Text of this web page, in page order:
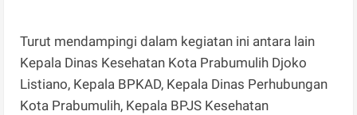
Turut mendampingi dalam kegiatan ini antara lain
Kepala Dinas Kesehatan Kota Prabumulih Djoko
Listiano, Kepala BPKAD, Kepala Dinas Perhubungan
Kota Prabumulih, Kepala BPJS Kesehatan